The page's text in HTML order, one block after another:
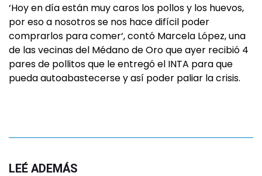
‘Hoy en día están muy caros los pollos y los huevos,
por eso a nosotros se nos hace difícil poder
comprarlos para comer‘, contó Marcela López, una
de las vecinas del Médano de Oro que ayer recibió 4
pares de pollitos que le entregó el INTA para que
pueda autoabastecerse y así poder paliar la crisis.
LEÉ ADEMÁS